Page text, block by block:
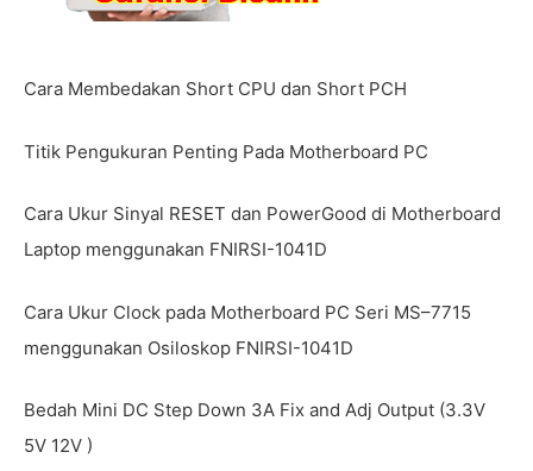
Cara Membedakan Short CPU dan Short PCH
Titik Pengukuran Penting Pada Motherboard PC
Cara Ukur Sinyal RESET dan PowerGood di Motherboard
Laptop menggunakan FNIRSI-1041D
Cara Ukur Clock pada Motherboard PC Seri MS–7715
menggunakan Osiloskop FNIRSI-1041D
Bedah Mini DC Step Down 3A Fix and Adj Output (3.3V
5V 12V )